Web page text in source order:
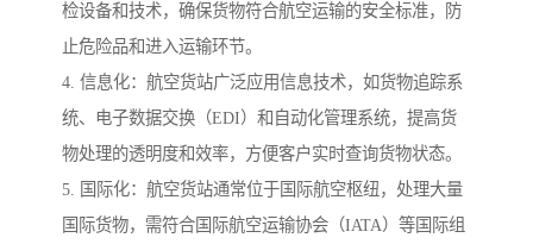
检设备和技术，确保货物符合航空运输的安全标准，防
止危险品和进入运输环节。
4. 信息化：航空货站广泛应用信息技术，如货物追踪系
统、电子数据交换（EDI）和自动化管理系统，提高货
物处理的透明度和效率，方便客户实时查询货物状态。
5. 国际化：航空货站通常位于国际航空枢纽，处理大量
国际货物，需符合国际航空运输协会（IATA）等国际组